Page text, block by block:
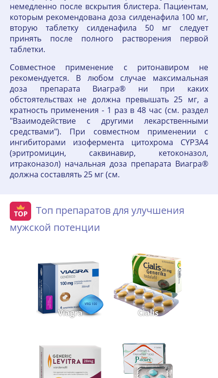
немедленно после вскрытия блистера. Пациентам,
которым рекомендована доза силденафила 100 мг,
вторую таблетку силденафила 50 мг следует
принять после полного растворения первой
таблетки.
Совместное применение с ритонавиром не
рекомендуется. В любом случае максимальная
доза препарата Виагра® ни при каких
обстоятельствах не должна превышать 25 мг, а
кратность применения - 1 раз в 48 час (см. раздел
"Взаимодействие с другими лекарственными
средствами"). При совместном применении с
ингибиторами изофермента цитохрома CYP3A4
(эритромицин, саквинавир, кетоконазол,
итраконазол) начальная доза препарата Виагра®
должна составлять 25 мг (см.
Топ препаратов для улучшения
мужской потенции
Viagra Cialis